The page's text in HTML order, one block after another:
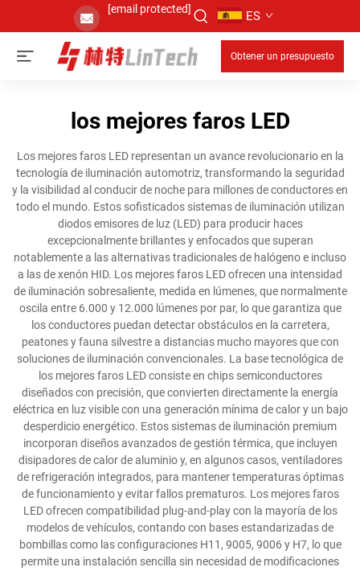
[email protected] ES
Obtener un presupuesto
los mejores faros LED
Los mejores faros LED representan un avance revolucionario en la
tecnología de iluminación automotriz, transformando la seguridad
y la visibilidad al conducir de noche para millones de conductores en
todo el mundo. Estos sofisticados sistemas de iluminación utilizan
diodos emisores de luz (LED) para producir haces
excepcionalmente brillantes y enfocados que superan
notablemente a las alternativas tradicionales de halógeno e incluso
a las de xenón HID. Los mejores faros LED ofrecen una intensidad
de iluminación sobresaliente, medida en lúmenes, que normalmente
oscila entre 6.000 y 12.000 lúmenes por par, lo que garantiza que
los conductores puedan detectar obstáculos en la carretera,
peatones y fauna silvestre a distancias mucho mayores que con
soluciones de iluminación convencionales. La base tecnológica de
los mejores faros LED consiste en chips semiconductores
diseñados con precisión, que convierten directamente la energía
eléctrica en luz visible con una generación mínima de calor y un bajo
desperdicio energético. Estos sistemas de iluminación premium
incorporan diseños avanzados de gestión térmica, que incluyen
disipadores de calor de aluminio y, en algunos casos, ventiladores
de refrigeración integrados, para mantener temperaturas óptimas
de funcionamiento y evitar fallos prematuros. Los mejores faros
LED ofrecen compatibilidad plug-and-play con la mayoría de los
modelos de vehículos, contando con bases estandarizadas de
bombillas como las configuraciones H11, 9005, 9006 y H7, lo que
permite una instalación sencilla sin necesidad de modificaciones